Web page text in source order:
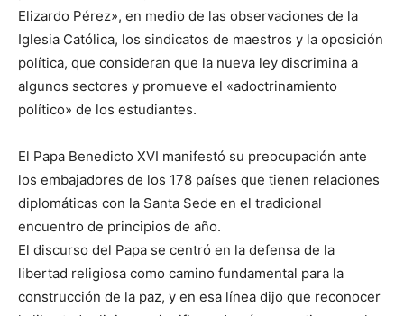
Elizardo Pérez», en medio de las observaciones de la
Iglesia Católica, los sindicatos de maestros y la oposición
política, que consideran que la nueva ley discrimina a
algunos sectores y promueve el «adoctrinamiento
político» de los estudiantes.
El Papa Benedicto XVI manifestó su preocupación ante
los embajadores de los 178 países que tienen relaciones
diplomáticas con la Santa Sede en el tradicional
encuentro de principios de año.
El discurso del Papa se centró en la defensa de la
libertad religiosa como camino fundamental para la
construcción de la paz, y en esa línea dijo que reconocer